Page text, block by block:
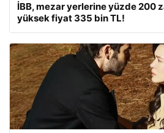
İBB, mezar yerlerine yüzde 200
yüksek fiyat 335 bin TL!